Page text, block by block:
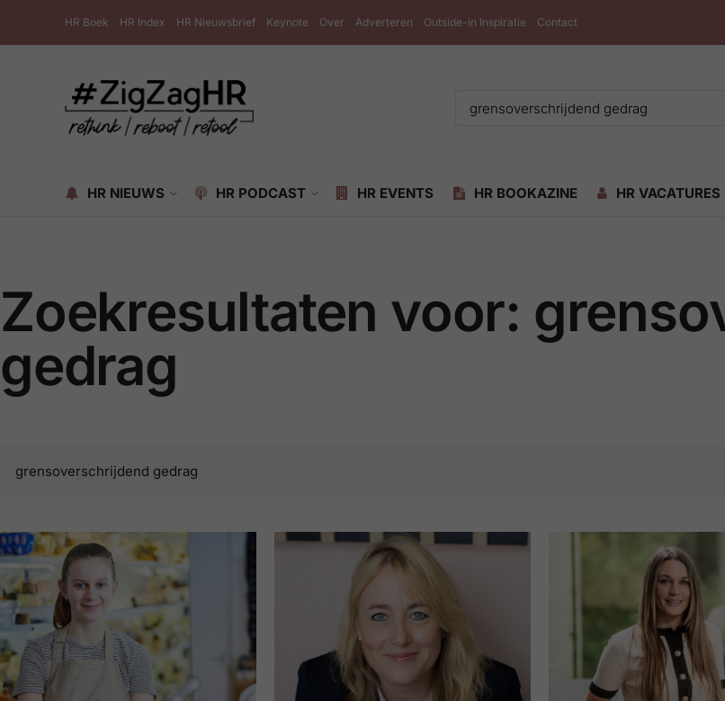
HR Boek HR Index HR Nieuwsbrief Keynote Over Adverteren Outside-in Inspiratie Contact
HR NIEUWS HR PODCAST HR EVENTS HR BOOKAZINE HR VACATURES
Zoekresultaten voor:
gedrag